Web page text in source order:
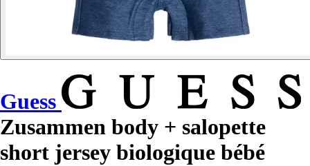
Guess
Zusammen body + salopette
short jersey biologique bébé